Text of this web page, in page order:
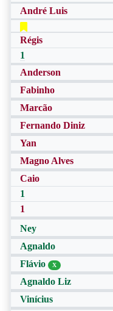
André Luis
Régis
1
Anderson
Fabinho
Marcão
Fernando Diniz
Yan
Magno Alves
Caio
1
1
Ney
Agnaldo
Flávio
X
Agnaldo Liz
Vinícius